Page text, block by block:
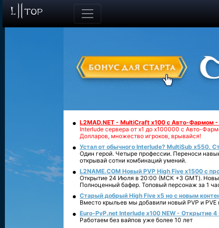
L2MAD.NET - MultiCraft x100 с Авто-Фармом
Interlude сервера от х1 до х100000 с Авто-
Долларов, множество игроков, врывайся!
Устал от обычного Interlude? MultiSub x550.
Один герой. Четыре профессии. Переноси
открывай сотни комбинаций умений.
L2NAME.COM Новый PVP High Five x1500 с
Открытие 24 Июля в 20:00 (МСК +3 GMT).
Полноценный бафер. Топовый персонаж за 1
Старый добрый High Five x5 но с новым
Вместо крыльев мы добавили новый PVP и PVE
Euro-PvP.net Interlude х100 NEW - Открытие 4
Работаем без вайпов уже более 10 лет